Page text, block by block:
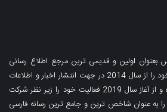
بعنوان اولین و قدیمی ترین مرجع اطلاع رسانی
فارسی زبان در قبرس فعالیت خود را از سال 2014 در جهت انتشار اخبار و اطلاعات
در حوزه های مختلف آغاز کرده و از آغاز سال 2019 فعالیت خود را زیر نظر شرکت
به عنوان شاخص ترین و جامع ترین رسانه فارسی